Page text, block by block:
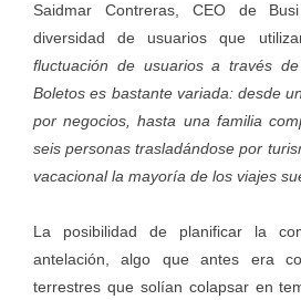
Saidmar Contreras, CEO de
diversidad de usuarios que
fluctuación de usuarios a través
Boletos es bastante variada: desde
por negocios, hasta una familia
seis personas trasladándose por
vacacional la mayoría de los viajes
La posibilidad de planificar la
antelación, algo que antes era
terrestres que solían colapsar en